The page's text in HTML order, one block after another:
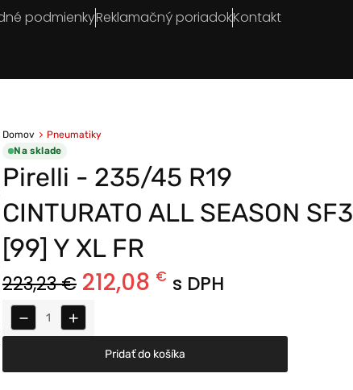
podmienkyReklamačný poriadokKontakt
Domov
Pneumatiky
Na sklade
Pirelli - 235/45 R19
CINTURATO ALL SEASON SF3
[99] Y XL FR
223,23€ 212,08 € s DPH
− +
Pridať do košíka